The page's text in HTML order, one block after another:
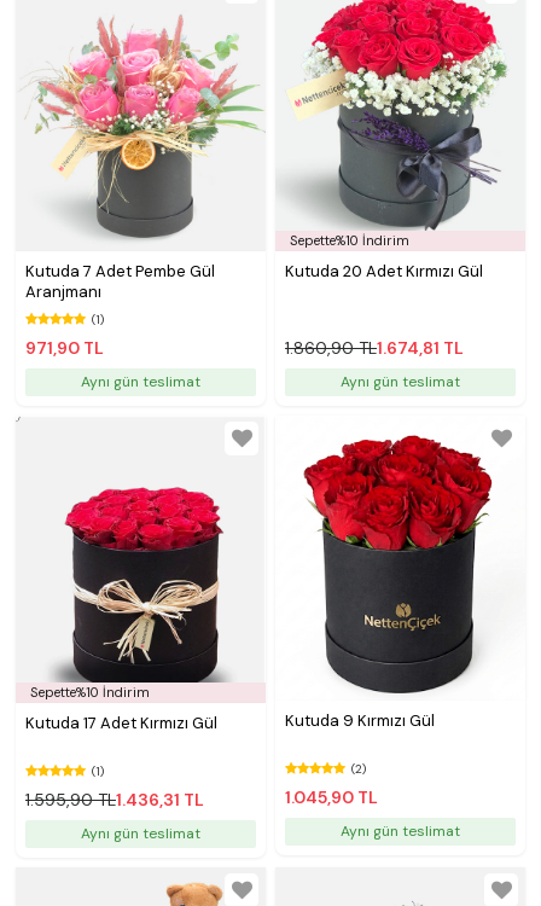
Kutuda 7 Adet Pembe Gül
Aranjmanı
(1)
971,90 TL
Aynı gün teslimat
Sepette%10 İndirim
Kutuda 20 Adet Kırmızı Gül
1.860,90 TL1.674,81 TL
Aynı gün teslimat
Sepette%10 İndirim
Kutuda 17 Adet Kırmızı Gül
(1)
1.595,90 TL1.436,31 TL
Aynı gün teslimat
Kutuda 9 Kırmızı Gül
(2)
1.045,90 TL
Aynı gün teslimat